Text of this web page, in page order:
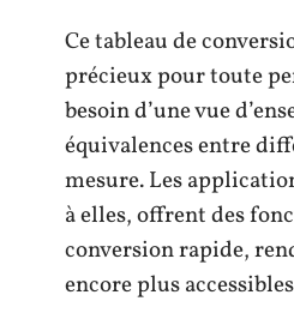
Ce tableau de
précieux pour toute
besoin d’une vue
équivalences entre
mesure. Les
à elles, offrent des
conversion rapide,
encore plus